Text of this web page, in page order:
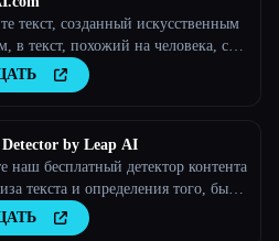
текст, созданный искусственным
в текст, похожий на человека, с
by Leap AI
наш бесплатный детектор контента
текста и определения того, был
искусственным интеллектом или
AI Checker, 100% бесплатный